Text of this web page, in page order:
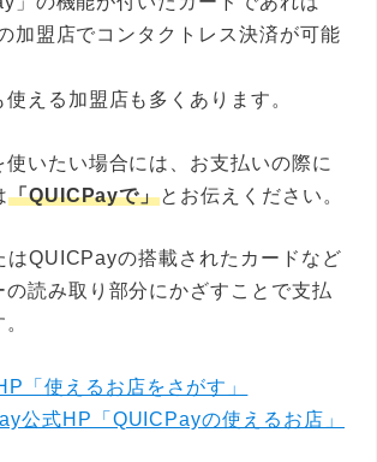
加盟店でコンタクトレス決済が可能
える加盟店も多くあります。
使いたい場合には、お支払いの際に
「QUICPayで」とお伝えください。
はQUICPayの搭載されたカードなど
の読み取り部分にかざすことで支払
「使えるお店をさがす」
公式HP「QUICPayの使えるお店」